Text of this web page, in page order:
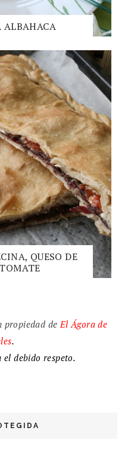
ALBAHACA
QUESO DE
propiedad deElÁgora de
.
el debido respeto.